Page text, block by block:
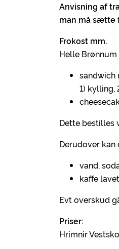
Anvisning af
man må sætte
Frokost mm.
Helle
sandwich
1) kylling,
Dette bestilles
Derudover kan
vand,
kaffe
Evt overskud
Priser:
Hrimnir